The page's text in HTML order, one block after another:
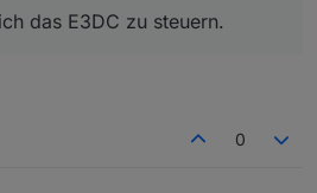
das E3DC zu steuern.
0